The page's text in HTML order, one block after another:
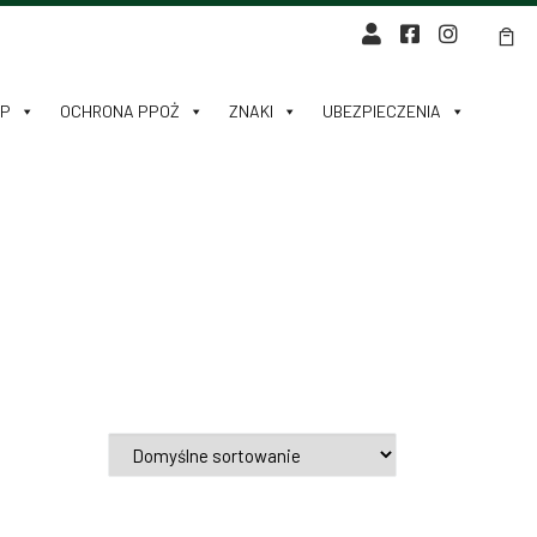
OCHRONA PPOŻ ZNAKI UBEZPIECZENIA